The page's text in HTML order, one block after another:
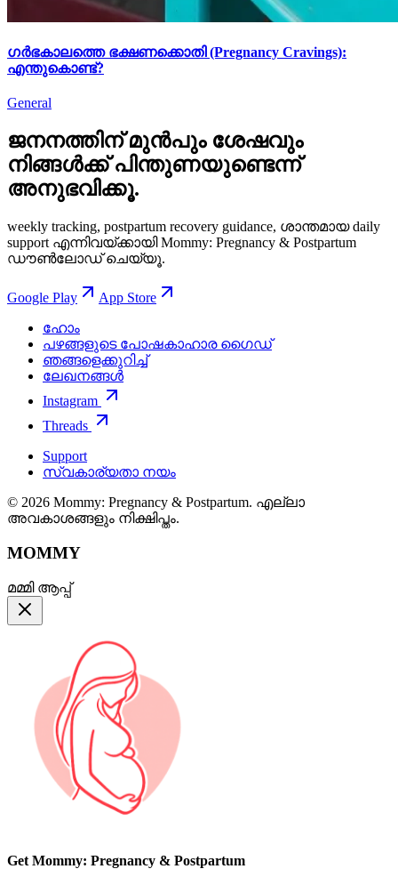
ഗർഭകാലത്തെ ഭക്ഷണക്കൊതി (Pregnancy Cravings):
എന്തുകൊണ്ട്?
General
ജനനത്തിന് മുൻപും ശേഷവും
നിങ്ങള്‍ക്ക് പിന്തുണയുണ്ടെന്ന്
അനുഭവിക്കൂ.
weekly tracking, postpartum recovery guidance, ശാന്തമായ daily
support എന്നിവയ്ക്കായി Mommy: Pregnancy & Postpartum
ഡൗൺലോഡ് ചെയ്യൂ.
Google Play
App Store
ഹോം
പഴങ്ങളുടെ പോഷകാഹാര ഗൈഡ്
ഞങ്ങളെക്കുറിച്ച്
ലേഖനങ്ങൾ
Instagram
Threads
Support
സ്വകാര്യതാ നയം
© 2026 Mommy: Pregnancy & Postpartum. എല്ലാ
അവകാശങ്ങളും നിക്ഷിപ്തം.
MOMMY
മമ്മി ആപ്പ്
Get Mommy: Pregnancy & Postpartum